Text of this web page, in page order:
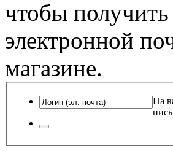
чтобы
электронной
магазине.
На